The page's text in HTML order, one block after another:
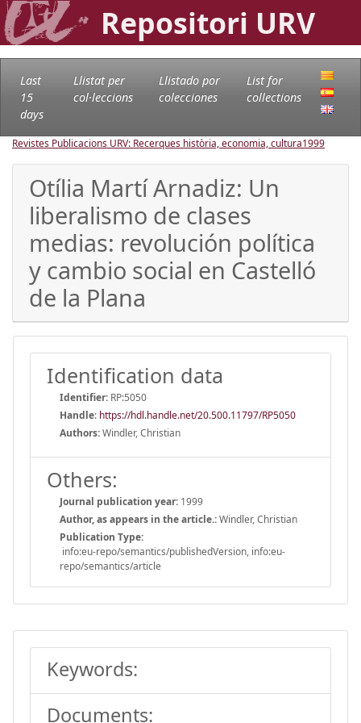
Repositori URV
Last
15
days
Llistat per
col·leccions
Llistado por
colecciones
List for
collections
Revistes Publicacions URV: Recerques història, economia, cultura1999
Otília Martí Arnadiz: Un
liberalismo de clases
medias: revolución política
y cambio social en Castelló
de la Plana
Identification data
Identifier: RP:5050
Handle: https://hdl.handle.net/20.500.11797/RP5050
Authors:Windler, Christian
Others:
Journal publication year: 1999
Author, as appears in the article.:Windler, Christian
Publication Type:
info:eu-repo/semantics/publishedVersion, info:eu-
repo/semantics/article
Keywords:
Documents: